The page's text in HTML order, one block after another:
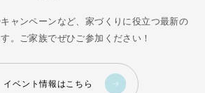
ャンペーンなど、家づくりに役立つ最新の
。ご家族でぜひご参加ください！
イベント情報はこちら